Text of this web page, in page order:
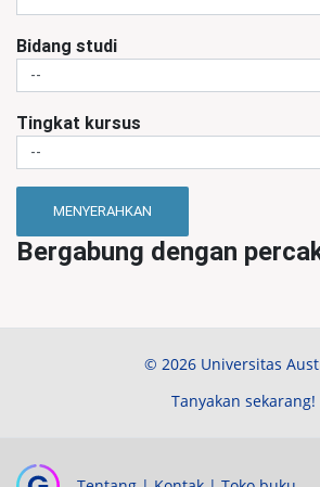
Bidang studi
Tingkat kursus
MENYERAHKAN
Bergabung dengan
© 2026 Universitas
Tanyakan sekarang!